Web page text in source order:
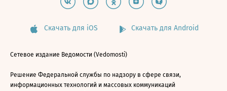
Скачать для iOS Скачать для Android
Сетевое издание Ведомости (Vedomosti)
Решение Федеральной службы по надзору в сфере связи,
информационных технологий и массовых коммуникаций